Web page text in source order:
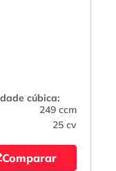
cúbica:
249 ccm
25 cv
Comparar